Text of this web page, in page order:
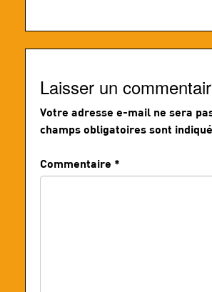
Laisser un
Votre adresse e-mail ne sera
champs obligatoires sont
Commentaire *